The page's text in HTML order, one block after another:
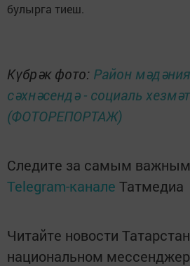
булырга тиеш.
Күбрәк фото: Район
сәхнәсендә - социаль
(ФОТОРЕПОРТАЖ)
Следите за самым
Telegram-канале Татмедиа
Читайте новости
национальном